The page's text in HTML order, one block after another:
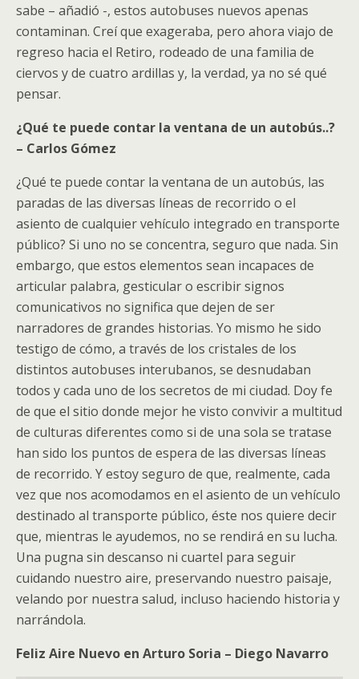
sabe – añadió -, estos autobuses nuevos apenas
contaminan. Creí que exageraba, pero ahora viajo de
regreso hacia el Retiro, rodeado de una familia de
ciervos y de cuatro ardillas y, la verdad, ya no sé qué
pensar.
¿Qué te puede contar la ventana de un autobús..?
– Carlos Gómez
¿Qué te puede contar la ventana de un autobús, las
paradas de las diversas líneas de recorrido o el
asiento de cualquier vehículo integrado en transporte
público? Si uno no se concentra, seguro que nada. Sin
embargo, que estos elementos sean incapaces de
articular palabra, gesticular o escribir signos
comunicativos no significa que dejen de ser
narradores de grandes historias. Yo mismo he sido
testigo de cómo, a través de los cristales de los
distintos autobuses interubanos, se desnudaban
todos y cada uno de los secretos de mi ciudad. Doy fe
de que el sitio donde mejor he visto convivir a multitud
de culturas diferentes como si de una sola se tratase
han sido los puntos de espera de las diversas líneas
de recorrido. Y estoy seguro de que, realmente, cada
vez que nos acomodamos en el asiento de un vehículo
destinado al transporte público, éste nos quiere decir
que, mientras le ayudemos, no se rendirá en su lucha.
Una pugna sin descanso ni cuartel para seguir
cuidando nuestro aire, preservando nuestro paisaje,
velando por nuestra salud, incluso haciendo historia y
narrándola.
Feliz Aire Nuevo en Arturo Soria – Diego Navarro